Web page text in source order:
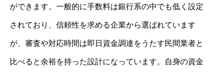
ができます。一般的に手数料は銀行系の中でも低く設定
されており、信頼性を求める企業から選ばれています
が、審査や対応時間は即日資金調達をうたす民間業者と
比べると余裕を持った設計になっています。自身の資金